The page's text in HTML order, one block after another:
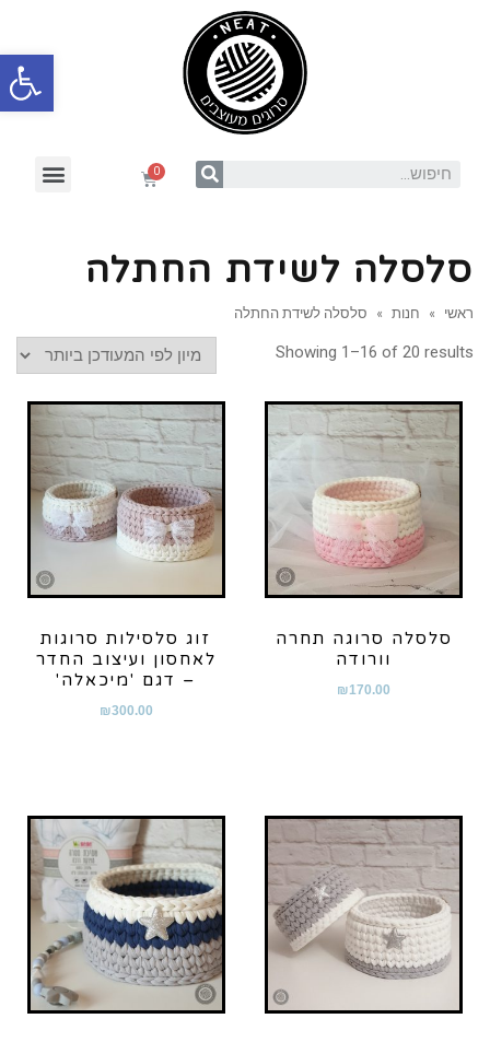
פתח
סלסלה לשידת החתלה
ראשי » חנות » סלסלה לשידת החתלה
Showing 1–16 of 20 results
סלסלה סרוגה תחרה
וורודה
₪170.00
זוג סלסילות סרוגות
לאחסון ועיצוב החדר
– דגם 'מיכאלה'
₪300.00